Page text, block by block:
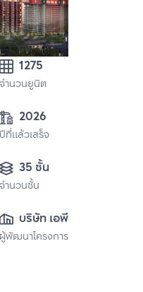
1275
จำนวนยูนิต
2026
ปีที่แล้วเสร็จ
35 ชั้น
จำนวนชั้น
บริษัท เอพี เอ็มอี 21
จำกัด
ผู้พัฒนาโครงการ